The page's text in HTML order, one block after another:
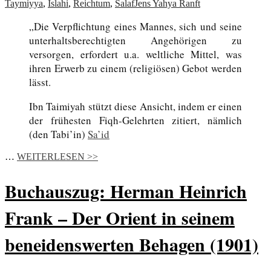
Taymiyya, Islahi, Reichtum, SalafJens Yahya Ranft
„Die Verpflichtung eines Mannes, sich und seine
unterhaltsberechtigten Angehörigen zu
versorgen, erfordert u.a. weltliche Mittel, was
ihren Erwerb zu einem (religiösen) Gebot werden
lässt.
Ibn Taimiyah stützt diese Ansicht, indem er einen
der frühesten Fiqh-Gelehrten zitiert, nämlich
(den Tabi’in) Sa’id
… WEITERLESEN >>
Buchauszug: Herman Heinrich
Frank – Der Orient in seinem
beneidenswerten Behagen (1901)